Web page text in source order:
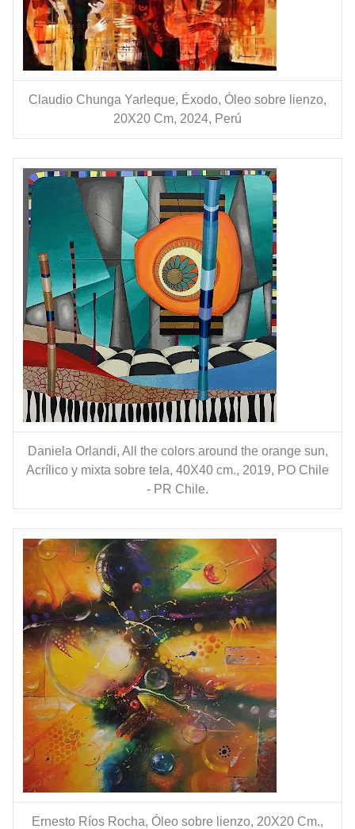
Claudio Chunga Yarleque, Éxodo, Óleo sobre lienzo,
20X20 Cm, 2024, Perú
Daniela Orlandi, All the colors around the orange sun,
Acrílico y mixta sobre tela, 40X40 cm., 2019, PO Chile
- PR Chile.
Ernesto Ríos Rocha, Óleo sobre lienzo, 20X20 Cm.,